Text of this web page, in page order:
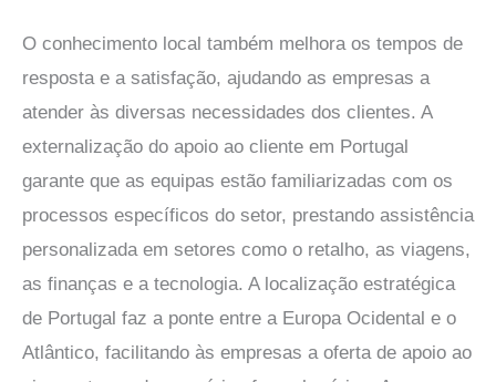
O conhecimento local também melhora os tempos de
resposta e a satisfação, ajudando as empresas a
atender às diversas necessidades dos clientes. A
externalização do apoio ao cliente em Portugal
garante que as equipas estão familiarizadas com os
processos específicos do setor, prestando assistência
personalizada em setores como o retalho, as viagens,
as finanças e a tecnologia. A localização estratégica
de Portugal faz a ponte entre a Europa Ocidental e o
Atlântico, facilitando às empresas a oferta de apoio ao